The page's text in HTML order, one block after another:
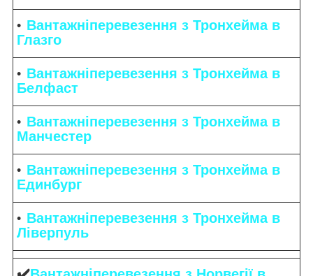
Вантажніперевезення з Тронхейма в
Глазго
Вантажніперевезення з Тронхейма в
Белфаст
Вантажніперевезення з Тронхейма в
Манчестер
Вантажніперевезення з Тронхейма в
Единбург
Вантажніперевезення з Тронхейма в
Ліверпуль